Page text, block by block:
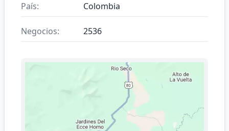
País: Colombia
Negocios: 2536